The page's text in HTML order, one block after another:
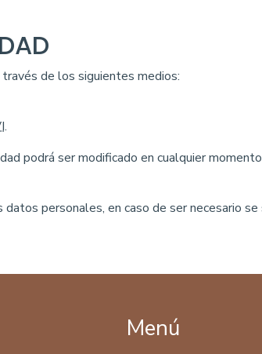
de los siguientes medios:
.
podrá ser modificado en cualquier
personales, en caso de ser necesario
Menú